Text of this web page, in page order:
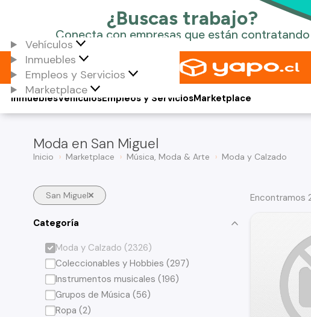
Vehículos
Inmuebles
Empleos y Servicios
Marketplace
Vehículos
Inmuebles Empleos y ServiciosMarketplace
Moda en San Miguel
Inicio Marketplace Música, Moda & Arte Moda y Calzado
San Miguel
Categoría
Moda y Calzado (2326)
Coleccionables y Hobbies (297)
Instrumentos musicales (196)
Grupos de Música (56)
Ropa (2)
Encontramos